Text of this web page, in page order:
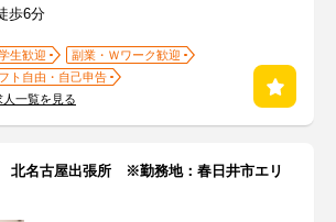
歩6分
生歓迎
副業・Ｗワーク歓迎
ト自由・自己申告
一覧を見る
北名古屋出張所 ※勤務地：春日井市エリ